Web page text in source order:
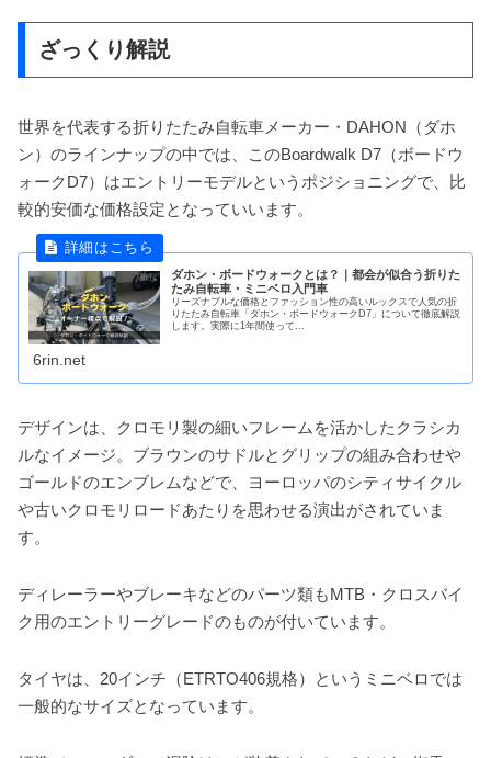
ざっくり解説
世界を代表する折りたたみ自転車メーカー・DAHON（ダホ
ン）のラインナップの中では、このBoardwalk D7（ボードウ
ォークD7）はエントリーモデルというポジショニングで、比
較的安価な価格設定となっていいます。
ダホン・ボードウォークとは？｜都会が似合う折りた
たみ自転車・ミニベロ入門車
リーズナブルな価格とファッション性の高いルックスで人気の折
りたたみ自転車「ダホン・ボードウォークD7」について徹底解説
します。実際に1年間使って...
6rin.net
デザインは、クロモリ製の細いフレームを活かしたクラシカ
ルなイメージ。ブラウンのサドルとグリップの組み合わせや
ゴールドのエンブレムなどで、ヨーロッパのシティサイクル
や古いクロモリロードあたりを思わせる演出がされていま
す。
ディレーラーやブレーキなどのパーツ類もMTB・クロスバイ
ク用のエントリーグレードのものが付いています。
タイヤは、20インチ（ETRTO406規格）というミニベロでは
一般的なサイズとなっています。